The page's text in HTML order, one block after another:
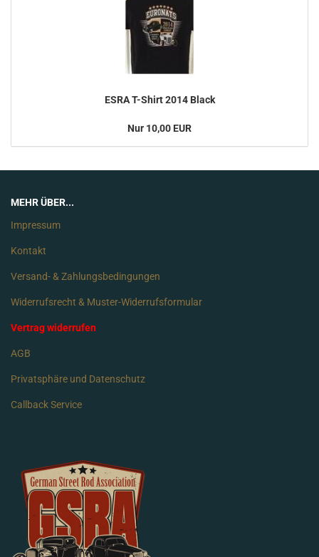
ESRA T-Shirt 2014 Black
Nur 10,00 EUR
MEHR ÜBER...
Impressum
Kontakt
Versand- & Zahlungsbedingungen
Widerrufsrecht & Muster-Widerrufsformular
Vertrag widerrufen
AGB
Privatsphäre und Datenschutz
Callback Service